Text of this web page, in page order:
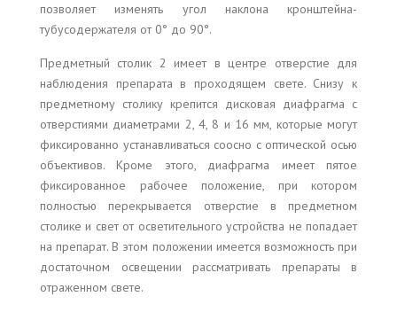
позволяет изменять угол наклона кронштейна-
тубусодержателя от 0° до 90°.
Предметный столик 2 имеет в центре отверстие для
наблюдения препарата в проходящем свете. Снизу к
предметному столику крепится дисковая диафрагма с
отверстиями диаметрами 2, 4, 8 и 16 мм, которые могут
фиксированно устанавливаться соосно с оптической осью
объективов. Кроме этого, диафрагма имеет пятое
фиксированное рабочее положение, при котором
полностью перекрывается отверстие в предметном
столике и свет от осветительного устройства не попадает
на препарат. В этом положении имеется возможность при
достаточном освещении рассматривать препараты в
отраженном свете.